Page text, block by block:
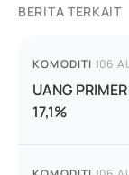
BERITA TERKAIT
KOMODITI |06
UANG
17,1%